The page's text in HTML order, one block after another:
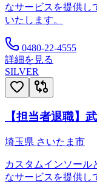
なサービスを提供し
いたします。
0480-22-4555
詳細を見る
SILVER
【担当者退職】
埼玉県 さいたま市
カスタムインソール
なサービスを提供し